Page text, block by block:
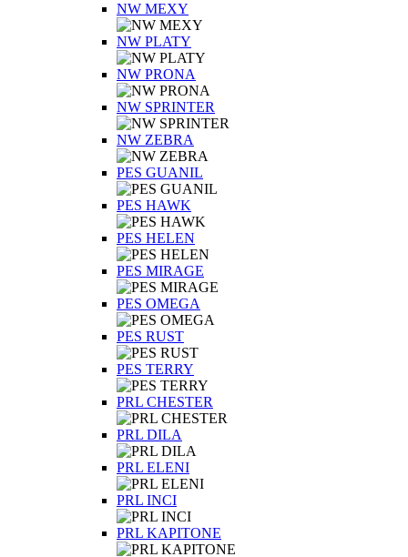
NW MEXY
NW PLATY
NW PRONA
NW SPRINTER
NW ZEBRA
PES GUANIL
PES HAWK
PES HELEN
PES MIRAGE
PES OMEGA
PES RUST
PES TERRY
PRL CHESTER
PRL DILA
PRL ELENI
PRL INCI
PRL KAPITONE